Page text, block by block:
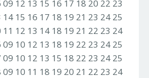
12 13 15 16 17 18 20 22 23
15 16 17 18 19 21 23 24 25
12 13 14 18 19 21 22 23 24
10 12 13 18 19 22 23 24 25
10 12 13 15 18 22 23 24 25
10 11 18 19 20 21 22 23 24